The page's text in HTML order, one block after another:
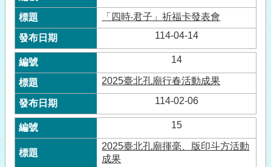
「四時‧君子」祈福卡發表會
114-04-14
14
2025臺北孔廟行春活動成果
114-02-06
15
2025臺北孔廟揮毫、版印斗方活動
成果